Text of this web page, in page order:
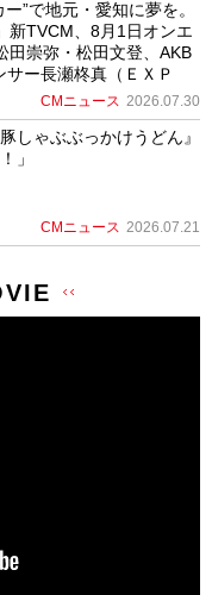
”で地元・愛知に夢を。
新TVCM、8月1日オンエ
崇弥・松田文登、AKB
ー長瀬柊真（ＥＸＰ
CMニュース 2026.07.30
しゃぶぶっかけうどん』
」
CMニュース 2026.07.21